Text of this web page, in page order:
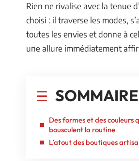
Rien ne rivalise avec la tenue
choisi : il traverse les modes,
toutes les envies et donne à
une allure immédiatement
SOMMAIRE
Des formes et des couleurs
bousculent la routine
L’atout des boutiques